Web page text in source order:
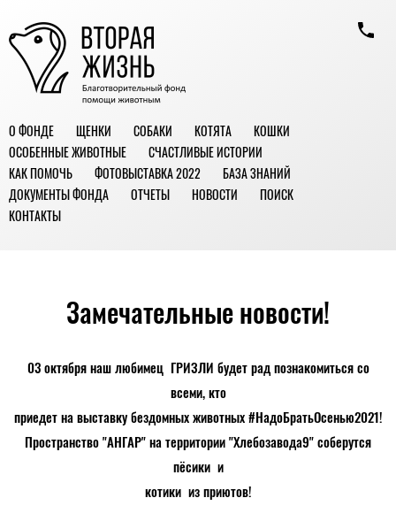
О ФОНДЕ ЩЕНКИ СОБАКИ КОТЯТА
КОШКИ
ОСОБЕННЫЕ ЖИВОТНЫЕ
СЧАСТЛИВЫЕ ИСТОРИИ
КАК ПОМОЧЬ
ФОТОВЫСТАВКА 2022
БАЗА ЗНАНИЙ
ДОКУМЕНТЫ ФОНДА
ОТЧЕТЫ НОВОСТИ
ПОИСК
КОНТАКТЫ
Замечательные новости!
03 октября наш любимец ГРИЗЛИ будет рад познакомиться со
всеми, кто
приедет на выставку бездомных животных #НадоБратьОсенью2021!
Пространство "АНГАР" на территории "Хлебозавода9" соберутся
пёсики и
котики из приютов!